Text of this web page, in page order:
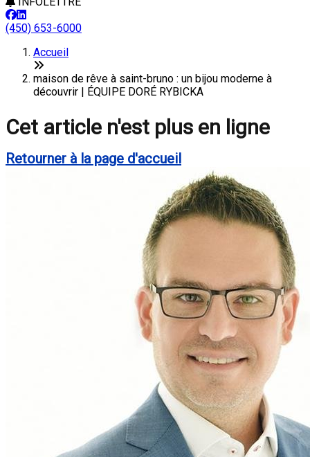
(450) 653-6000
Accueil
maison de rêve à saint-bruno : un bijou moderne à
découvrir | ÉQUIPE DORÉ RYBICKA
Cet article n'est plus en ligne
Retourner à la page d'accueil